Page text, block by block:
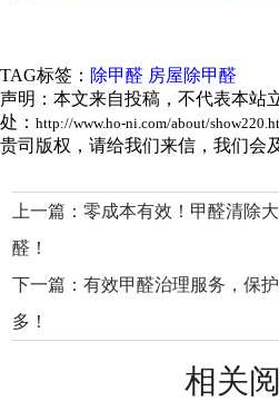
TAG标签： 除甲醛 房屋除甲醛
声明：本文来自投稿，不代表本站
处： http://www.ho-ni.com/about/
贵司版权，请给我们来信，我们会
上一篇：零成本有效！甲醛清除
醛！
下一篇：有效甲醛治理服务，保
多！
相关